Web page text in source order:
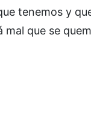
tenemos y
que se